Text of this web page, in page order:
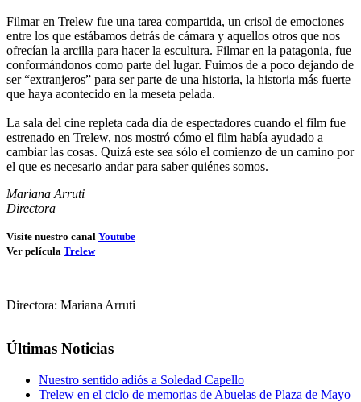
Filmar en Trelew fue una tarea compartida, un crisol de emociones
entre los que estábamos detrás de cámara y aquellos otros que nos
ofrecían la arcilla para hacer la escultura. Filmar en la patagonia, fue
conformándonos como parte del lugar. Fuimos de a poco dejando de
ser “extranjeros” para ser parte de una historia, la historia más fuerte
que haya acontecido en la meseta pelada.
La sala del cine repleta cada día de espectadores cuando el film fue
estrenado en Trelew, nos mostró cómo el film había ayudado a
cambiar las cosas. Quizá este sea sólo el comienzo de un camino por
el que es necesario andar para saber quiénes somos.
Mariana Arruti
Directora
Visite nuestro canal Youtube
Ver película Trelew
Directora: Mariana Arruti
Últimas Noticias
Nuestro sentido adiós a Soledad Capello
Trelew en el ciclo de memorias de Abuelas de Plaza de Mayo